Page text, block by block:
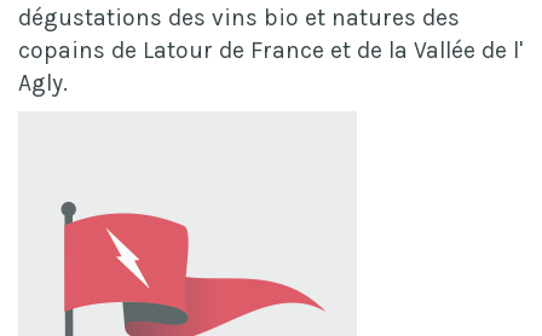
dégustations des vins bio et natures des
copains de Latour de France et de la Vallée de l'
Agly.